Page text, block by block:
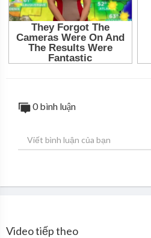
0 bình luận
Video tiếp theo